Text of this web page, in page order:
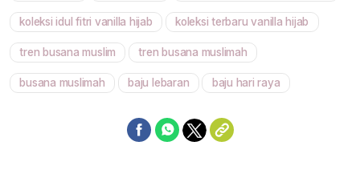
koleksi idul fitri vanilla hijab koleksi terbaru vanilla hijab
tren busana muslim tren busana muslimah
busana muslimah baju lebaran baju hari raya